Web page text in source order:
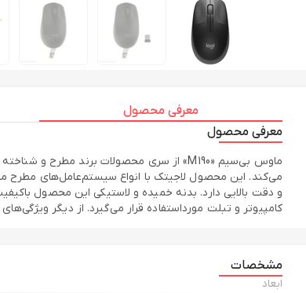
معرفی محصول
معرفی محصول
می‌کند. این محصول لاجیتک با انواع سیستم‌عامل‌های مطرح
کامپیوتر و تبلت مورداستفاده قرار می‌گیرد. از دیگر ویژگی‌های این محصول می‌توان
مشخصات
ابعاد